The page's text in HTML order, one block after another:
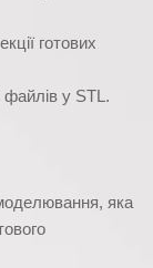
готових
у STL.
яка